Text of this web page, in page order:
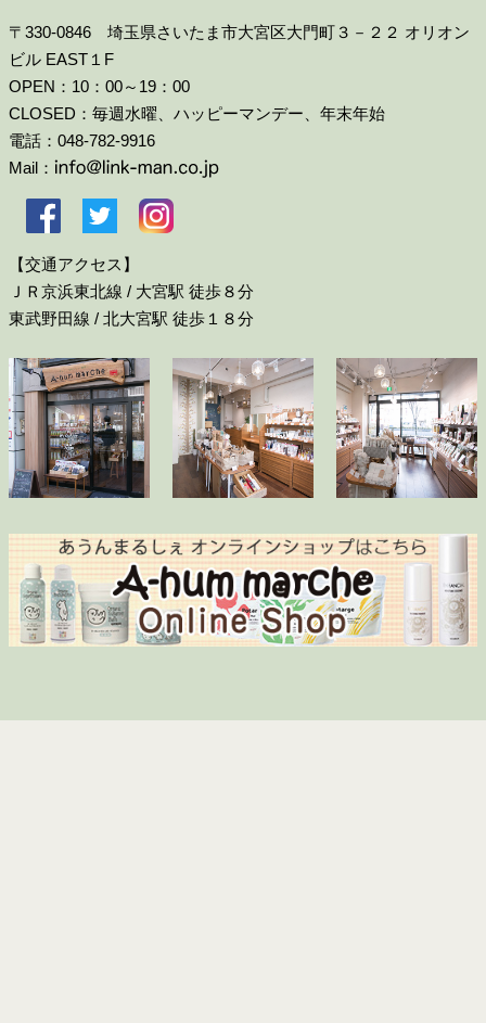
〒330-0846 埼玉県さいたま市大宮区大門町３－２２ オリオン
ビル EAST１F
OPEN：10：00～19：00
CLOSED：毎週水曜、ハッピーマンデー、年末年始
電話：048-782-9916
Mail：
【交通アクセス】
ＪＲ京浜東北線 / 大宮駅 徒歩８分
東武野田線 / 北大宮駅 徒歩１８分